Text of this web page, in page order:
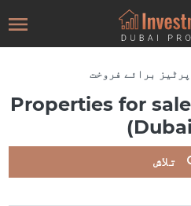
برائے فروخت
Properties for
تلاش